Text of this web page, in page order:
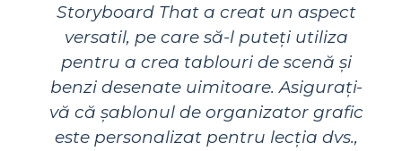
Storyboard That a creat un aspect
versatil, pe care să-l puteți utiliza
pentru a crea tablouri de scenă și
benzi desenate uimitoare. Asigurați-
vă că șablonul de organizator grafic
este personalizat pentru lecția dvs.,